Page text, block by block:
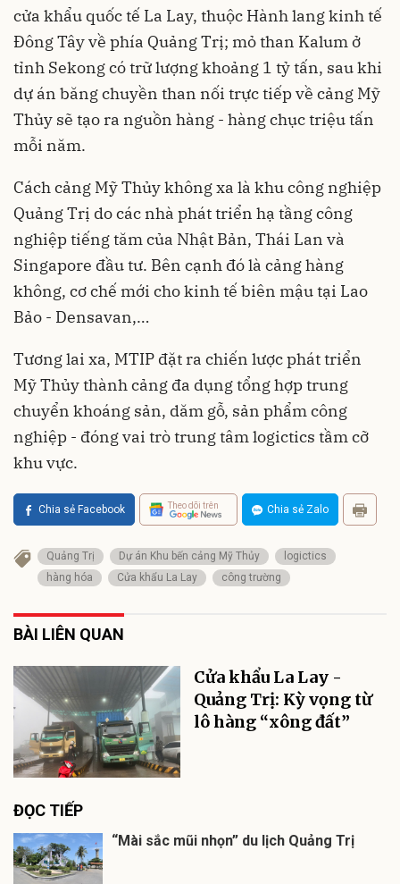
cửa khẩu quốc tế La Lay, thuộc Hành lang kinh tế
Đông Tây về phía Quảng Trị; mỏ than Kalum ở
tỉnh Sekong có trữ lượng khoảng 1 tỷ tấn, sau khi
dự án băng chuyền than nối trực tiếp về cảng Mỹ
Thủy sẽ tạo ra nguồn hàng - hàng chục triệu tấn
mỗi năm.
Cách cảng Mỹ Thủy không xa là khu công nghiệp
Quảng Trị do các nhà phát triển hạ tầng công
nghiệp tiếng tăm của Nhật Bản, Thái Lan và
Singapore đầu tư. Bên cạnh đó là cảng hàng
không, cơ chế mới cho kinh tế biên mậu tại Lao
Bảo - Densavan,…
Tương lai xa, MTIP đặt ra chiến lược phát triển
Mỹ Thủy thành cảng đa dụng tổng hợp trung
chuyển khoáng sản, dăm gỗ, sản phẩm công
nghiệp - đóng vai trò trung tâm logictics tầm cỡ
khu vực.
Chia sẻ Facebook Theo dõi trên Chia sẻ Zalo
Quảng Trị Dự án Khu bến cảng Mỹ Thủy
logictics
hàng hóa
Cửa khẩu La Lay công trường
BÀI LIÊN QUAN
Cửa khẩu La Lay -
Quảng Trị: Kỳ vọng từ
lô hàng “xông đất”
ĐỌC TIẾP
“Mài sắc mũi nhọn” du lịch Quảng Trị